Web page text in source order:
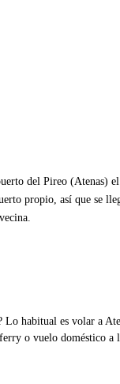
del Pireo (Atenas)
propio, así que se
Lo habitual es volar a
o vuelo doméstico a